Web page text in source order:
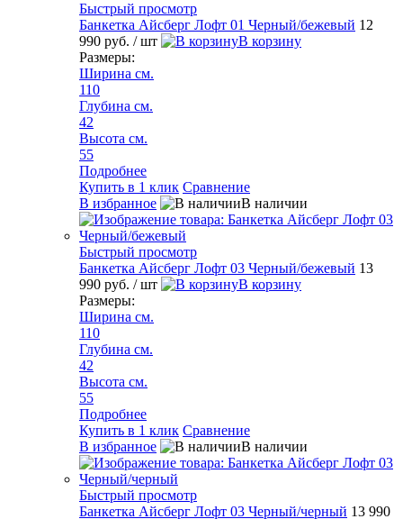
Быстрый просмотр
Банкетка Айсберг Лофт 01 Черный/бежевый 12
990 руб. / шт
В корзину
Размеры:
Ширина см.
110
Глубина см.
42
Высота см.
55
Подробнее
Купить в 1 клик Сравнение
В избранное
В наличии
Быстрый просмотр
Банкетка Айсберг Лофт 03 Черный/бежевый 13
990 руб. / шт
В корзину
Размеры:
Ширина см.
110
Глубина см.
42
Высота см.
55
Подробнее
Купить в 1 клик Сравнение
В избранное
В наличии
Быстрый просмотр
Банкетка Айсберг Лофт 03 Черный/черный 13 990